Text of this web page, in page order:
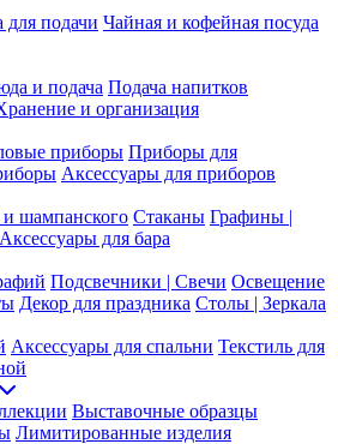
для подачи Чайная и кофейная посуда
и подача Подача напитков
и организация
приборы Приборы для
Аксессуары для приборов
и шампанского Стаканы Графины |
Аксессуары для бара
Подсвечники | Свечи Освещение
Декор для праздника Столы | Зеркала
Аксессуары для спальни Текстиль для
Выставочные образцы
Лимитированные изделия